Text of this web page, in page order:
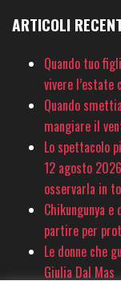
ARTICOLI
Quando tuo
vivere l’estate
Quando
mangiare il
Lo spettacolo
12 agosto
osservarla in
Chikungunya e
partire per
Le donne che
Giulia Dal Mas